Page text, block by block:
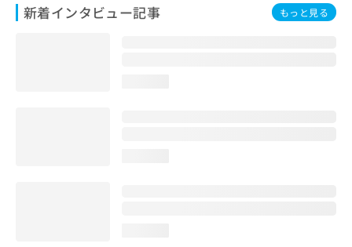
新着インタビュー記事 もっと見る